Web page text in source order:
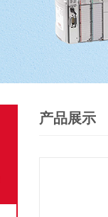
产品展示